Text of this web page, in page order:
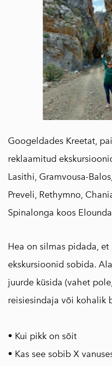
Googeldades Kreetat,
reklaamitud
Lasithi, Gramvousa-
Preveli, Rethymno,
Spinalonga koos
Hea on silmas pidada,
ekskursioonid sobida.
juurde küsida (vahet
reisiesindaja või kohalik
• Kui pikk on sõit
• Kas see sobib X